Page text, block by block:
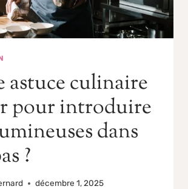
astuce culinaire
pour introduire
dans
?
décembre 1, 2025